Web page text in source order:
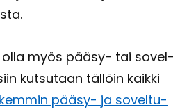
olla myös pääsy-​ tai so­vel­
kut­su­taan täl­löin kaik­ki
pääsy-​ ja so­vel­tu­